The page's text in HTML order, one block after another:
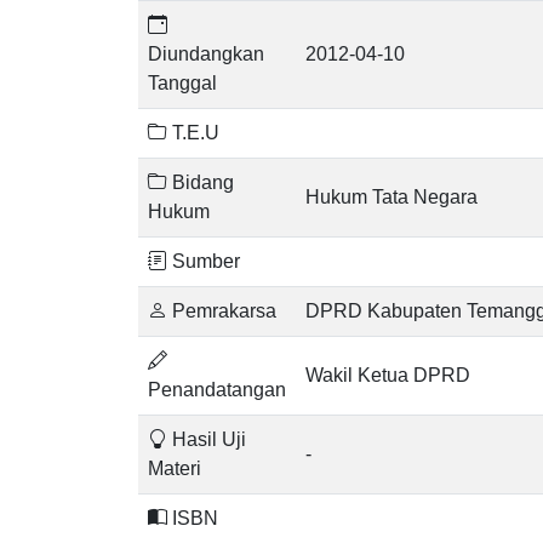
Diundangkan
Tanggal
2012-04-10
T.E.U
Bidang
Hukum
Hukum Tata Negara
Sumber
Pemrakarsa DPRD Kabupaten
Penandatangan
Wakil Ketua DPRD
Hasil Uji
Materi
-
ISBN